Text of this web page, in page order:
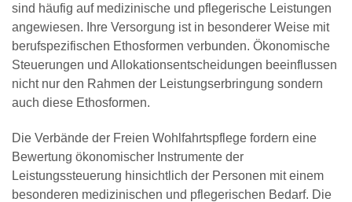
sind häufig auf medizinische und pflegerische Leistungen
angewiesen. Ihre Versorgung ist in besonderer Weise mit
berufspezifischen Ethosformen verbunden. Ökonomische
Steuerungen und Allokationsentscheidungen beeinflussen
nicht nur den Rahmen der Leistungserbringung sondern
auch diese Ethosformen.
Die Verbände der Freien Wohlfahrtspflege fordern eine
Bewertung ökonomischer Instrumente der
Leistungssteuerung hinsichtlich der Personen mit einem
besonderen medizinischen und pflegerischen Bedarf. Die